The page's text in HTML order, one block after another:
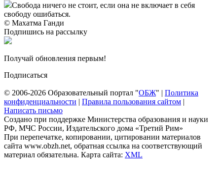
Свобода ничего не стоит, если она не включает в себя
свободу ошибаться.
© Махатма Ганди
Подпишись на рассылку
Получай обновления первым!
Подписаться
© 2006-2026 Образовательный портал "ОБЖ" | Политика
конфиденциальности | Правила пользования сайтом |
Написать письмо
Создано при поддержке Министерства образования и науки
РФ, МЧС России, Издательского дома «Третий Рим»
При перепечатке, копировании, цитировании материалов
сайта www.obzh.net, обратная ссылка на соответствующий
материал обязательна. Карта сайта: XML